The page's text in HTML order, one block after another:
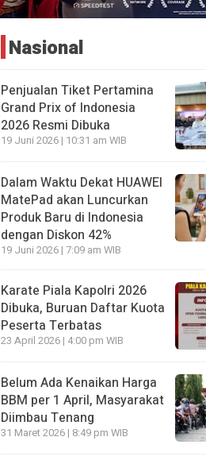
Nasional
Penjualan Tiket Pertamina
Grand Prix of Indonesia
2026 Resmi Dibuka
19 Juni 2026 | 10:31 am WIB
Dalam Waktu Dekat HUAWEI
MatePad akan Luncurkan
Produk Baru di Indonesia
dengan Diskon 42%
19 Juni 2026 | 7:09 am WIB
Karate Piala Kapolri 2026
Dibuka, Buruan Daftar Kuota
Peserta Terbatas
23 April 2026 | 4:00 pm WIB
Belum Ada Kenaikan Harga
BBM per 1 April, Masyarakat
Diimbau Tenang
31 Maret 2026 | 8:49 pm WIB